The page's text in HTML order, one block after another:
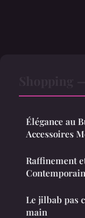
Élégance au
Accessoires
Raffinement
Le jilbab pas
main